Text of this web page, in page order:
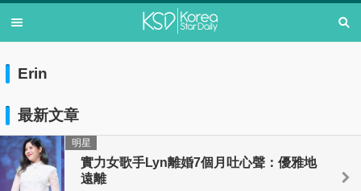
Erin
最新文章
實力女歌手Lyn離婚7個月吐心聲：優雅地
遠離
明星